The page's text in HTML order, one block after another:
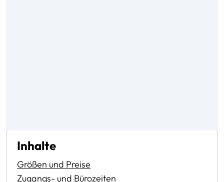
Inhalte
Größen und Preise
Zugangs- und Bürozeiten